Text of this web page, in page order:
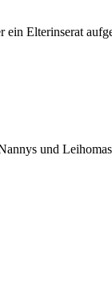
Elterinserat
und